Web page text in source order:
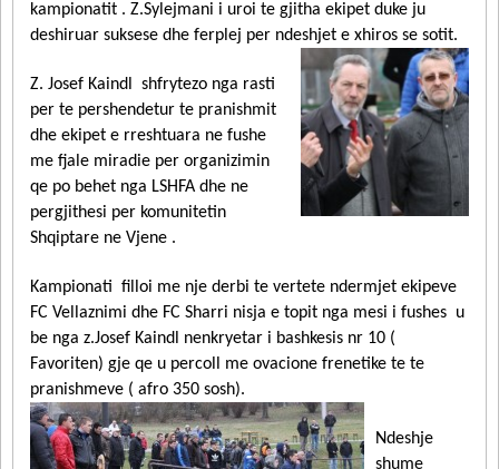
kampionatit . Z.Sylejmani i uroi te gjitha ekipet duke ju
deshiruar suksese dhe ferplej per ndeshjet e xhiros se sotit.
Z. Josef Kaindl shfrytezo nga rasti
per te pershendetur te pranishmit
dhe ekipet e rreshtuara ne fushe
me fjale miradie per organizimin
qe po behet nga LSHFA dhe ne
pergjithesi per komunitetin
Shqiptare ne Vjene .
Kampionati filloi me nje derbi te vertete ndermjet ekipeve
FC Vellaznimi dhe FC Sharri nisja e topit nga mesi i fushes u
be nga z.Josef Kaindl nenkryetar i bashkesis nr 10 (
Favoriten) gje qe u percoll me ovacione frenetike te te
pranishmeve ( afro 350 sosh).
Ndeshje
shume